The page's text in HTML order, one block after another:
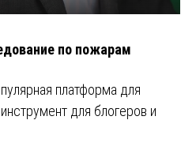
по пожарам
платформа для
для блогеров и